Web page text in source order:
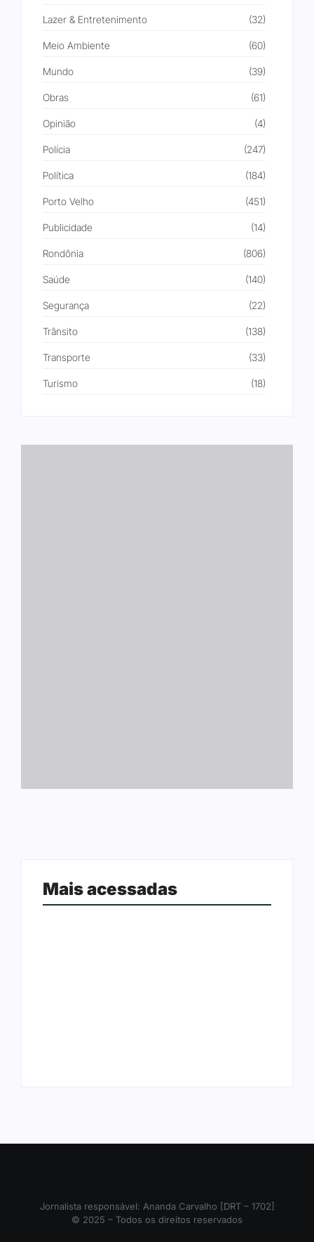
Lazer & Entretenimento (32)
Meio Ambiente (60)
Mundo (39)
Obras (61)
Opinião (4)
Polícia (247)
Política (184)
Porto Velho (451)
Publicidade (14)
Rondônia (806)
Saúde (140)
Segurança (22)
Trânsito (138)
Transporte (33)
Turismo (18)
Mais acessadas
Jornalista responsável: Ananda Carvalho [DRT – 1702]
© 2025 – Todos os direitos reservados